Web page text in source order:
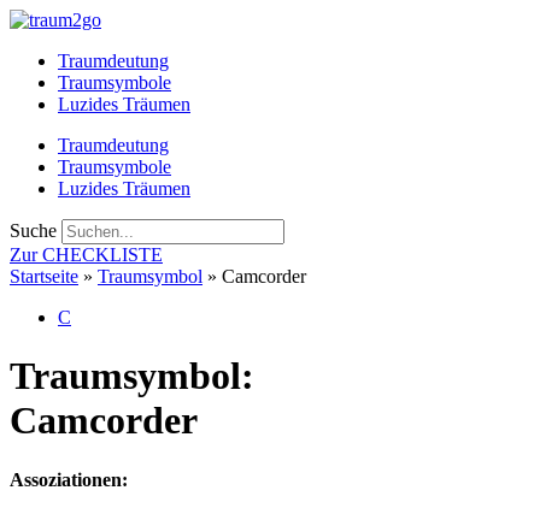
Zum
springenTraumdeutung
Traumsymbole
Luzides Träumen
Traumdeutung
Traumsymbole
Luzides Träumen
Suche
Zur CHECKLISTE
Startseite » Traumsymbol » Camcorder
C
Traumsymbol:
Camcorder
Assoziationen: